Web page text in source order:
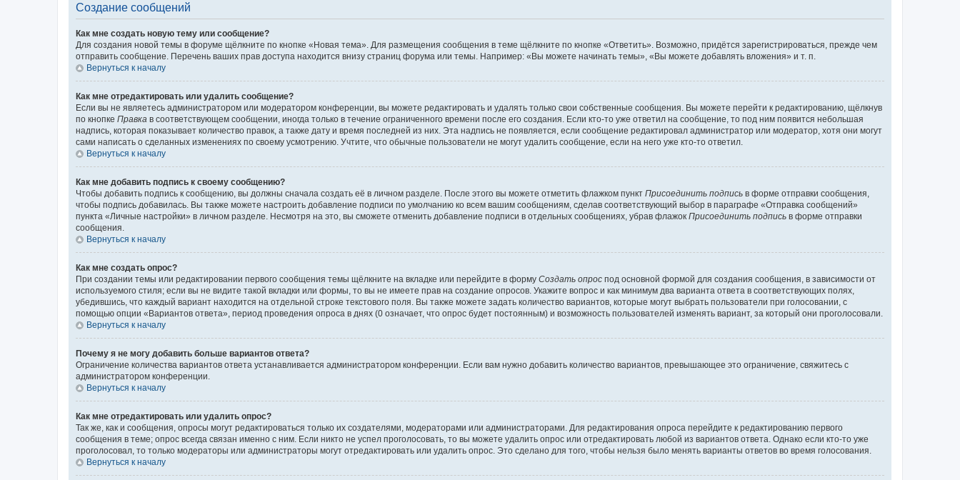
Создание сообщений
Как мне создать новую тему или сообщение?
Для создания новой темы в форуме щёлкните по кнопке «Новая тема». Для размещения сообщения в теме щёлкните по кнопке «Ответить». Возможно, придётся зарегистрироваться, прежде чем
отправить сообщение. Перечень ваших прав доступа находится внизу страниц форума или темы. Например: «Вы можете начинать темы», «Вы можете добавлять вложения» и т. п.
Вернуться к началу
Как мне отредактировать или удалить сообщение?
Если вы не являетесь администратором или модератором конференции, вы можете редактировать и удалять только свои собственные сообщения. Вы можете перейти к редактированию, щёлкнув
по кнопке Правка в соответствующем сообщении, иногда только в течение ограниченного времени после его создания. Если кто-то уже ответил на сообщение, то под ним появится небольшая
надпись, которая показывает количество правок, а также дату и время последней из них. Эта надпись не появляется, если сообщение редактировал администратор или модератор, хотя они могут
сами написать о сделанных изменениях по своему усмотрению. Учтите, что обычные пользователи не могут удалить сообщение, если на него уже кто-то ответил.
Вернуться к началу
Как мне добавить подпись к своему сообщению?
Чтобы добавить подпись к сообщению, вы должны сначала создать её в личном разделе. После этого вы можете отметить флажком пункт Присоединить подпись в форме отправки сообщения,
чтобы подпись добавилась. Вы также можете настроить добавление подписи по умолчанию ко всем вашим сообщениям, сделав соответствующий выбор в параграфе «Отправка сообщений»
пункта «Личные настройки» в личном разделе. Несмотря на это, вы сможете отменить добавление подписи в отдельных сообщениях, убрав флажок Присоединить подпись в форме отправки
сообщения.
Вернуться к началу
Как мне создать опрос?
При создании темы или редактировании первого сообщения темы щёлкните на вкладке или перейдите в форму Создать опрос под основной формой для создания сообщения, в зависимости от
используемого стиля; если вы не видите такой вкладки или формы, то вы не имеете прав на создание опросов. Укажите вопрос и как минимум два варианта ответа в соответствующих полях,
убедившись, что каждый вариант находится на отдельной строке текстового поля. Вы также можете задать количество вариантов, которые могут выбрать пользователи при голосовании, с
помощью опции «Вариантов ответа», период проведения опроса в днях (0 означает, что опрос будет постоянным) и возможность пользователей изменять вариант, за который они проголосовали.
Вернуться к началу
Почему я не могу добавить больше вариантов ответа?
Ограничение количества вариантов ответа устанавливается администратором конференции. Если вам нужно добавить количество вариантов, превышающее это ограничение, свяжитесь с
администратором конференции.
Вернуться к началу
Как мне отредактировать или удалить опрос?
Так же, как и сообщения, опросы могут редактироваться только их создателями, модераторами или администраторами. Для редактирования опроса перейдите к редактированию первого
сообщения в теме; опрос всегда связан именно с ним. Если никто не успел проголосовать, то вы можете удалить опрос или отредактировать любой из вариантов ответа. Однако если кто-то уже
проголосовал, то только модераторы или администраторы могут отредактировать или удалить опрос. Это сделано для того, чтобы нельзя было менять варианты ответов во время голосования.
Вернуться к началу